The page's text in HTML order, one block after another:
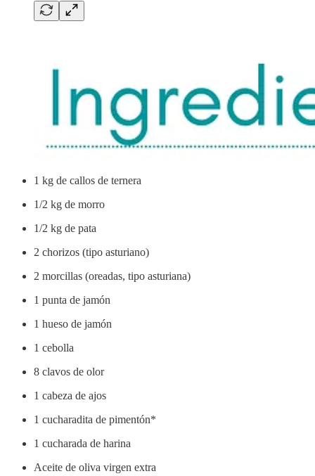
1 kg de callos de ternera
1/2 kg de morro
1/2 kg de pata
2 chorizos (tipo asturiano)
2 morcillas (oreadas, tipo asturiana)
1 punta de jamón
1 hueso de jamón
1 cebolla
8 clavos de olor
1 cabeza de ajos
1 cucharadita de pimentón*
1 cucharada de harina
Aceite de oliva virgen extra